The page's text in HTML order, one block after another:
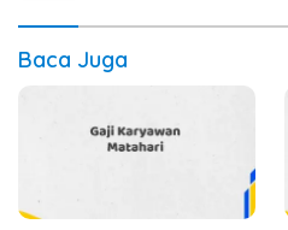
Baca Juga